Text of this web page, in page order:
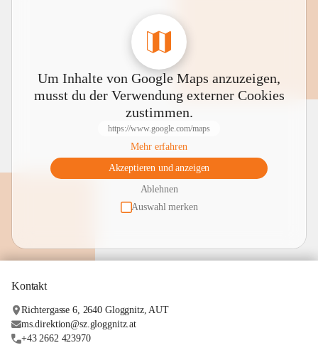
Um Inhalte von Google Maps anzuzeigen,
musst du der Verwendung externer Cookies
zustimmen.
https://www.google.com/maps
Mehr erfahren
Akzeptieren und anzeigen
Ablehnen
Auswahl merken
Kontakt
Richtergasse 6, 2640 Gloggnitz, AUT
ms.direktion@sz.gloggnitz.at
+43 2662 423970